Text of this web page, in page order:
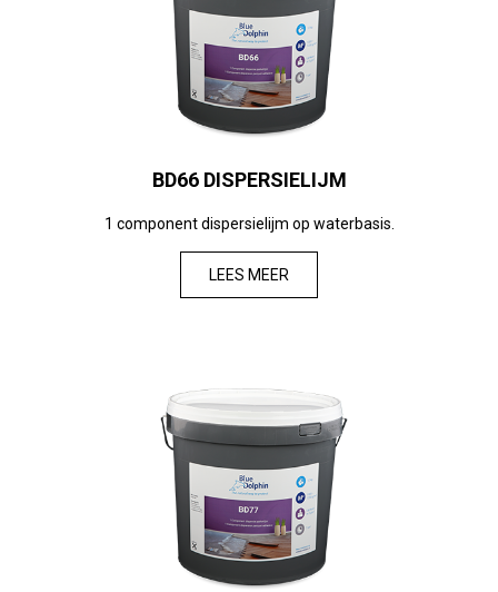
BD66 DISPERSIELIJM
1 component dispersielijm op waterbasis.
LEES MEER